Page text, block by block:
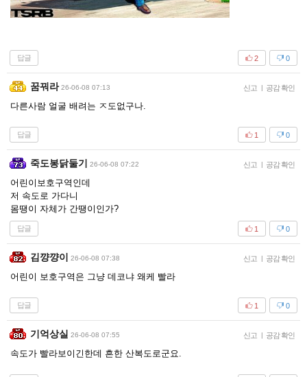
답글 0
2
꿈꿔라 26-06-08 07:13 신고 | 공감 확인
다른사람 얼굴 배려는 ㅈ도없구나.
답글 0
1
죽도봉닭둘기 26-06-08 07:22 신고 | 공감 확인
어린이보호구역인데
저 속도로 가다니
몸땡이 자체가 간땡이인가?
답글 0
1
김꺙꺙이 26-06-08 07:38 신고 | 공감 확인
어린이 보호구역은 그냥 데코냐 왜케 빨라
답글 0
1
기억상실 26-06-08 07:55 신고 | 공감 확인
속도가 빨라보이긴한데 흔한 산복도로군요.